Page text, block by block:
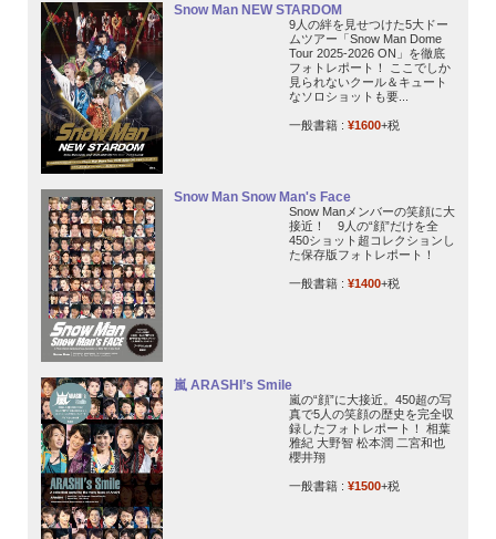
Snow Man NEW STARDOM
9人の絆を見せつけた5大ドー
ムツアー「Snow Man Dome
Tour 2025-2026 ON」を徹底
フォトレポート！ ここでしか
見られないクール＆キュート
なソロショットも要...
一般書籍 : ¥1600+税
Snow Man Snow Man's Face
Snow Manメンバーの笑顔に大
接近！ 9人の“顔”だけを全
450ショット超コレクションし
た保存版フォトレポート！
一般書籍 : ¥1400+税
嵐 ARASHI’s Smile
嵐の“顔”に大接近。450超の写
真で5人の笑顔の歴史を完全収
録したフォトレポート！ 相葉
雅紀 大野智 松本潤 二宮和也
櫻井翔
一般書籍 : ¥1500+税